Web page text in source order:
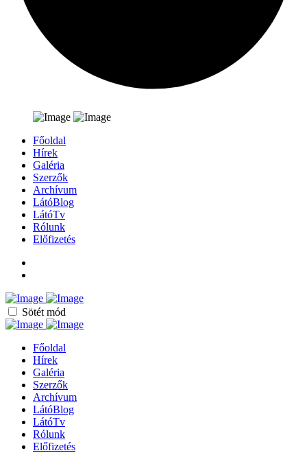
Főoldal
Hírek
Galéria
Szerzők
Archívum
LátóBlog
LátóTv
Rólunk
Előfizetés
Sötét mód
Főoldal
Hírek
Galéria
Szerzők
Archívum
LátóBlog
LátóTv
Rólunk
Előfizetés